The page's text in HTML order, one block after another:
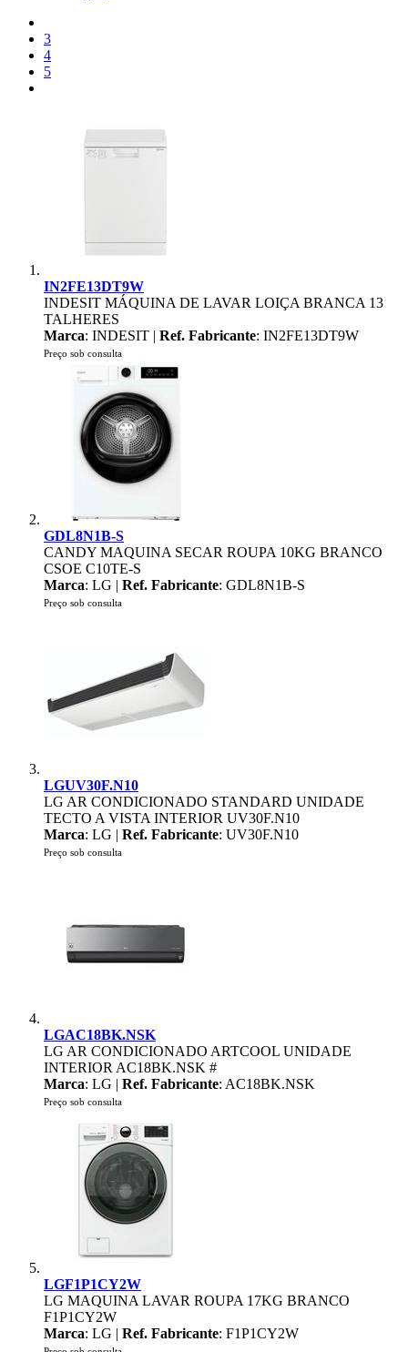
3
4
5
IN2FE13DT9W
INDESIT MÁQUINA DE LAVAR LOIÇA BRANCA 13
TALHERES
Marca: INDESIT | Ref. Fabricante: IN2FE13DT9W
Preço sob consulta
GDL8N1B-S
CANDY MAQUINA SECAR ROUPA 10KG BRANCO
CSOE C10TE-S
Marca: LG | Ref. Fabricante: GDL8N1B-S
Preço sob consulta
LGUV30F.N10
LG AR CONDICIONADO STANDARD UNIDADE
TECTO A VISTA INTERIOR UV30F.N10
Marca: LG | Ref. Fabricante: UV30F.N10
Preço sob consulta
LGAC18BK.NSK
LG AR CONDICIONADO ARTCOOL UNIDADE
INTERIOR AC18BK.NSK #
Marca: LG | Ref. Fabricante: AC18BK.NSK
Preço sob consulta
LGF1P1CY2W
LG MAQUINA LAVAR ROUPA 17KG BRANCO
F1P1CY2W
Marca: LG | Ref. Fabricante: F1P1CY2W